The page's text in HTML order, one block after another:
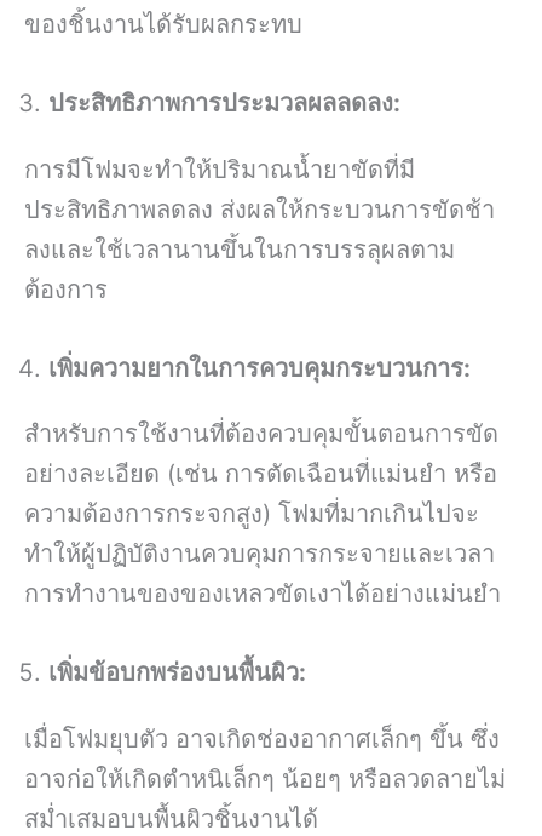
ของชิ้นงานได้รับผลกระทบ
ประสิทธิภาพการประมวลผลลดลง:
การมีโฟมจะทำให้ปริมาณน้ำยาขัดที่มี
ประสิทธิภาพลดลง ส่งผลให้กระบวนการขัดช้า
ลงและใช้เวลานานขึ้นในการบรรลุผลตาม
ต้องการ
เพิ่มความยากในการควบคุมกระบวนการ:
สำหรับการใช้งานที่ต้องควบคุมขั้นตอนการขัด
อย่างละเอียด (เช่น การตัดเฉือนที่แม่นยำ หรือ
ความต้องการกระจกสูง) โฟมที่มากเกินไปจะ
ทำให้ผู้ปฏิบัติงานควบคุมการกระจายและเวลา
การทำงานของของเหลวขัดเงาได้อย่างแม่นยำ
เพิ่มข้อบกพร่องบนพื้นผิว:
เมื่อโฟมยุบตัว อาจเกิดช่องอากาศเล็กๆ ขึ้น ซึ่ง
อาจก่อให้เกิดตำหนิเล็กๆ น้อยๆ หรือลวดลายไม่
สม่ำเสมอบนพื้นผิวชิ้นงานได้